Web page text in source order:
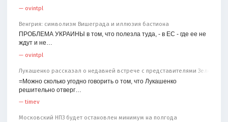
— ovintpl
Венгрия: символизм Вишеграда и иллюзия бастиона
ПРОБЛЕМА УКРАИНЫ в том, что полезла туда, - в ЕС - где ее не
ждут и не…
— ovintpl
Лукашенко рассказал о недавней встрече с представителями
=Можно сколько угодно говорить о том, что Лукашенко
решительно отверг…
—timev
Московский НПЗ будет остановлен минимум на полгода